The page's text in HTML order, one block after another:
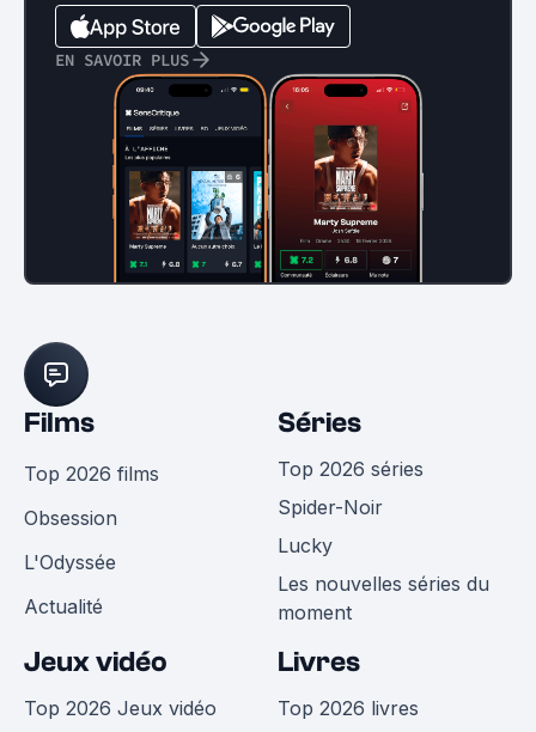
EN SAVOIR PLUS
Films
Top 2026 films
Obsession
L'Odyssée
Actualité
Séries
Top 2026 séries
Spider-Noir
Lucky
Les nouvelles séries du
moment
Jeux vidéo
Top 2026 Jeux vidéo
Livres
Top 2026 livres